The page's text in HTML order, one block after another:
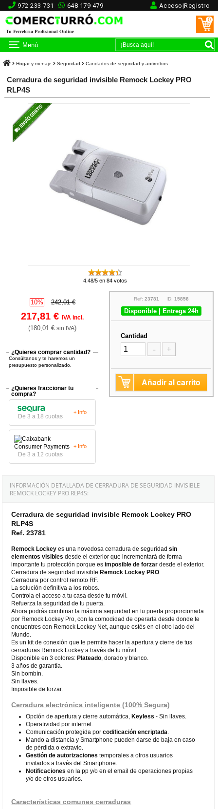
972 233 731 648 179 479 Acceso|Registro
Tu Ferretería Profesional Online
0
Menú
Hogar y menaje Seguridad Candados de seguridad y antirrobos
Cerradura de seguridad invisible Remock Lockey PRO
RLP4S
4.48/5 en 84 votos
10% 242,01 €
217,81 €IVA incl.
(180,01 €sin IVA)
¿Quieres comprar cantidad?
Consúltanos y te haremos un
presupuesto personalizado.
¿Quieres fraccionar tu
compra?
De 3 a 18 cuotas
+ Info
De 3 a 12 cuotas
+ Info
Ref: 23781 ID: 15858
Disponible | Entrega 24h
Cantidad
- +
Añadir al carrito
INFORMACIÓN DETALLADA DE CERRADURA DE SEGURIDAD INVISIBLE
REMOCK LOCKEY PRO RLP4S:
Cerradura de seguridad invisible Remock Lockey PRO
RLP4S
Ref. 23781
Remock Lockey es una novedosa cerradura de seguridadsin
elementos visibles desde el exterior que incrementará de forma
importante tu protección porque esimposible de forzar desde el exterior.
Cerradura de seguridad invisibleRemock Lockey PRO
Cerradura por control remoto RF.
La solución definitiva a los robos.
Controla el acceso a tu casa desde tu móvil.
Refuerza la seguridad de tu puerta.
Ahora podrás combinar la máxima seguridad en tu puerta proporcionada
por Remock Lockey Pro, con la comodidad de operarla desde donde te
encuentres con Remock Lockey Net, aunque estés en el otro lado del
Mundo.
Es un kit de conexión que te permite hacer la apertura y cierre de tus
cerraduras Remock Lockey a través de tu móvil.
Disponible en 3 colores:Plateado , dorado y blanco.
3 años de garantía.
Sin bombín.
Sin llaves.
Imposible de forzar.
Cerradura electrónica inteligente (100% Segura)
Opción de apertura y cierre automática,Keyless - Sin llaves.
Operatividad por internet.
Comunicación protegida porcodificación encriptada
Mando a distancia y Smartphone pueden darse de baja en caso
de pérdida o extravío.
Gestión de autorizaciones temporales a otros usuarios
invitados a través del Smartphone.
Notificaciones en la pp y/o en el email de operaciones propias
y/o de otros usuarios.
Características comunes cerraduras